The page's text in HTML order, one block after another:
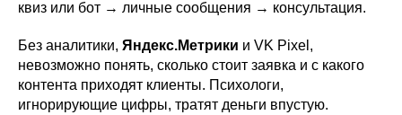
квиз или бот → личные сообщения → консультация.
Без аналитики, Яндекс.Метрики и VK Pixel,
невозможно понять, сколько стоит заявка и с какого
контента приходят клиенты. Психологи,
игнорирующие цифры, тратят деньги впустую.